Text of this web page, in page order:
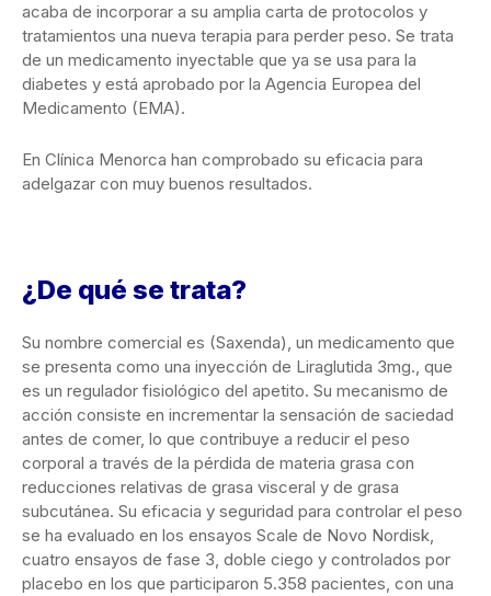
acaba de incorporar a su amplia carta de protocolos y
tratamientos una nueva terapia para perder peso. Se trata
de un medicamento inyectable que ya se usa para la
diabetes y está aprobado por la Agencia Europea del
Medicamento (EMA).
En Clínica Menorca han comprobado su eficacia para
adelgazar con muy buenos resultados.
¿De qué se trata?
Su nombre comercial es (Saxenda), un medicamento que
se presenta como una inyección de Liraglutida 3mg., que
es un regulador fisiológico del apetito. Su mecanismo de
acción consiste en incrementar la sensación de saciedad
antes de comer, lo que contribuye a reducir el peso
corporal a través de la pérdida de materia grasa con
reducciones relativas de grasa visceral y de grasa
subcutánea. Su eficacia y seguridad para controlar el peso
se ha evaluado en los ensayos Scale de Novo Nordisk,
cuatro ensayos de fase 3, doble ciego y controlados por
placebo en los que participaron 5.358 pacientes, con una